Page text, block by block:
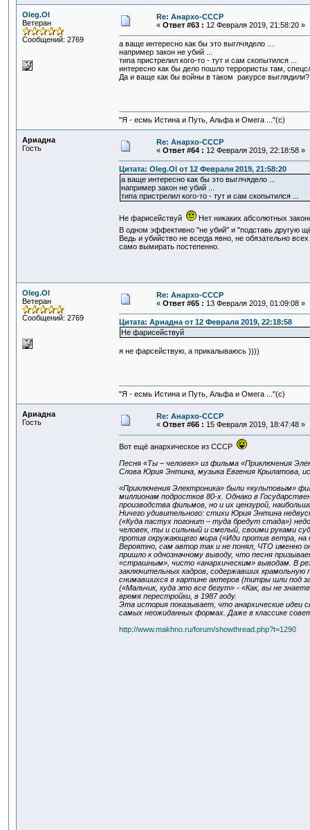
Oleg.Ol
Ветеран
Сообщений: 2769
Re: Анархо-СССР
« Ответ #63 : 12 Февраля 2019, 21:58:20 »
а ваще интересно как бы это выглчядело ...
например закон не убий ...
типа пристрелил кого-то - тут и сам скопытился ...
интересно как бы дело пошло террористы там,
Да и ваще как бы войны в таком ракурсе выглядили?
"Я - есмь Истина и Путь, Альфа и Омега ..."(с)
Ариадна
Гость
Re: Анархо-СССР
« Ответ #64 : 12 Февраля 2019, 22:18:58 »
Цитата: Oleg.Ol от 12 Февраля 2019, 21:58:20
а ваще интересно как бы это выглчядело ...
например закон не убий ...
типа пристрелил кого-то - тут и сам скопытился ...
Не фарисействуй
Нет никаких абсолютных
В одном эффективно "не убий" и "подставь другую
Ведь и убийство не всегда явно, не обязательно
само вымирать постепенно.
Oleg.Ol
Ветеран
Сообщений: 2769
Re: Анархо-СССР
« Ответ #65 : 13 Февраля 2019, 01:09:08 »
Цитата: Ариадна от 12 Февраля 2019, 22:18:58
Не фарисействуй
я не фарсействую, а прикалываюсь ))))
"Я - есмь Истина и Путь, Альфа и Омега ..."(с)
Ариадна
Гость
Re: Анархо-СССР
« Ответ #66 : 15 Февраля 2019, 18:47:48 »
Вот ещё анархическое из СССР
Песня «Ты – человек» из фильма «Приключения
Слова Юрия Энтина, мyзыка Евгения Кpылатова,
«Приключения Электроника» были «культовым»
миллионам подростков 80-х. Однако в
производства фильмов, но и их цензурой,
Ничего удивительного: стихи Юрия Энтина
(«Куда пастух погонит – туда бредут стада»)
человек, ты и сильный и смелый, своими руками
против окружающего мира («Иди против ветра,
Вероятно, сам автор так и не понял, ЧТО именно
пришло к однозначному выводу, что песня
«страшным», чисто «анархическим» выводам. В
заключительных кадров, содержавших
снимавшихся в картине актеров (титры шли под
(«Мальчик, куда это все бегут» - «Как, вы не
время перестройки, в 1987 году.
Эта история показывает, что анархические идеи
самых неожиданных формах. Даже в классике
http://www.makhno.ru/forum/showthread.php?t=1290